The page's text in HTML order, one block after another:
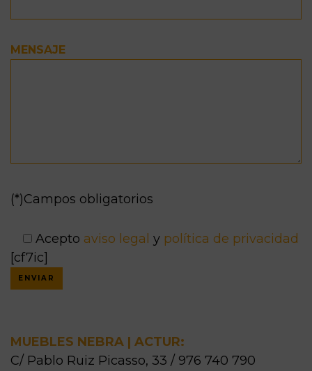
MENSAJE
(*)Campos obligatorios
Acepto aviso legal y política de privacidad
[cf7ic]
MUEBLES NEBRA | ACTUR:
C/ Pablo Ruiz Picasso, 33 / 976 740 790